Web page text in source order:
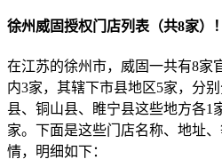
徐州威固授权门店列表（共8家）！
在江苏的徐州市，威固一共有8家
内3家，其辖下市县地区5家，分
县、铜山县、睢宁县这些地方各1
家。下面是这些门店名称、地址
情，明细如下：